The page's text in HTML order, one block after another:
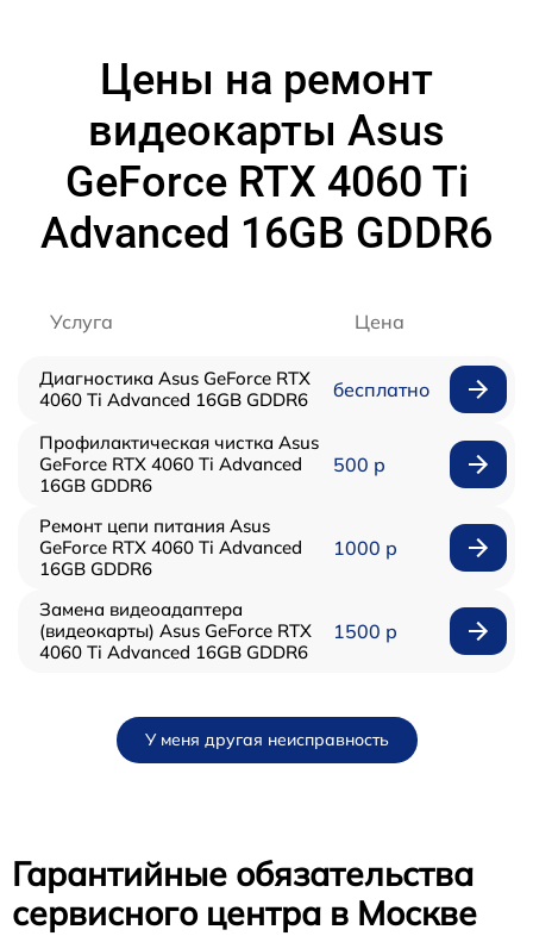
Цены на ремонт
видеокарты Asus
GeForce RTX 4060 Ti
Advanced 16GB GDDR6
Услуга Цена
Диагностика Asus GeForce RTX
4060 Ti Advanced 16GB GDDR6
бесплатно
Профилактическая чистка Asus
GeForce RTX 4060 Ti Advanced
16GB GDDR6
500 р
Ремонт цепи питания Asus
GeForce RTX 4060 Ti Advanced
16GB GDDR6
1000 р
Замена видеоадаптера
(видеокарты) Asus GeForce RTX
4060 Ti Advanced 16GB GDDR6
1500 р
У меня другая неисправность
Гарантийные обязательства
сервисного центра в Москве